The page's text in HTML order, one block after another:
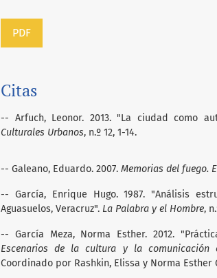
PDF
Citas
-- Arfuch, Leonor. 2013. "La ciudad como
Culturales Urbanos, n.º 12, 1-14.
-- Galeano, Eduardo. 2007. Memorias del fuego.
-- García, Enrique Hugo. 1987. "Análisis
Aguasuelos, Veracruz". La Palabra y el Hombre,
-- García Meza, Norma Esther. 2012.
Escenarios de la cultura y la
Coordinado por Rashkin, Elissa y Norma Esther